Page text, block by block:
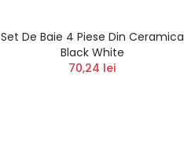
Set De Baie 4 Piese Din Ceramica
Black White
70,24 lei